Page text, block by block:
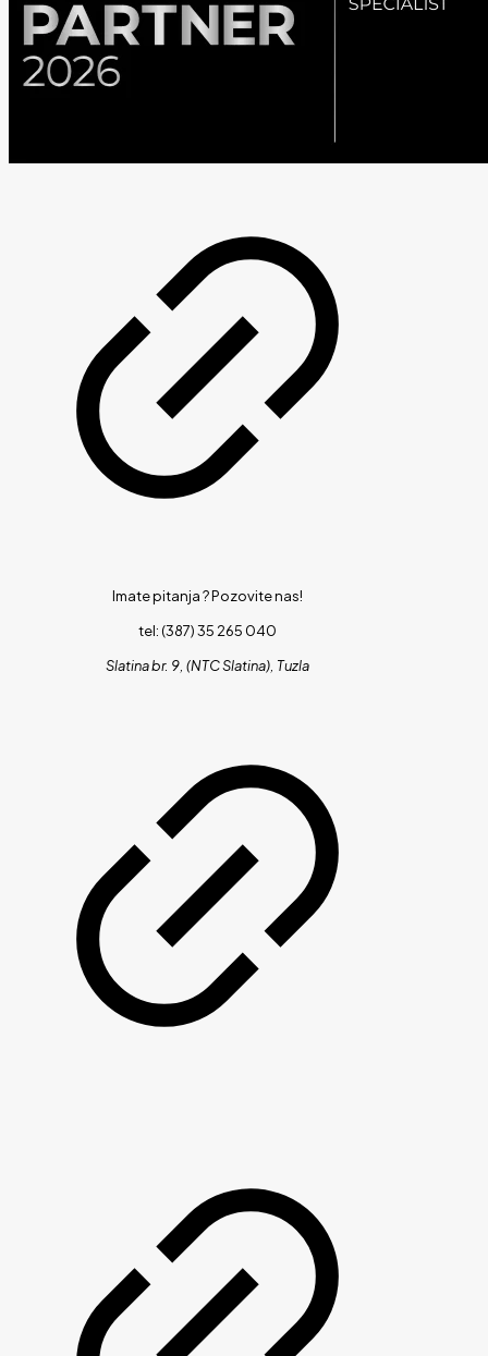
Imate pitanja ?Pozovite nas!
tel: (387) 35 265 040
Slatina br. 9, (NTC Slatina), Tuzla